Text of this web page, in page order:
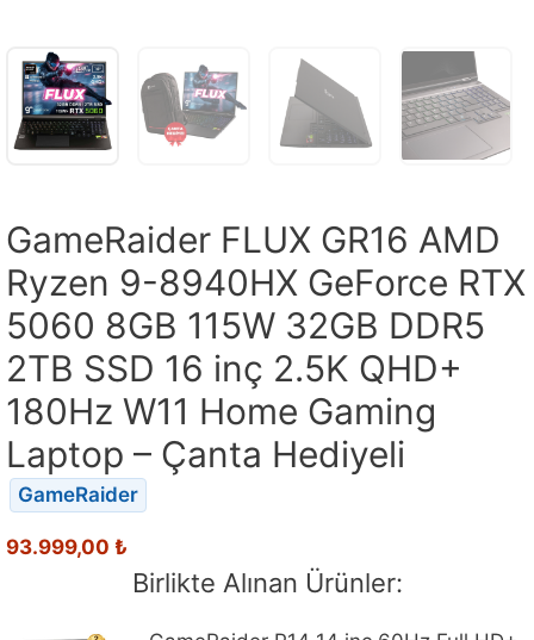
GameRaider FLUX GR16 AMD
Ryzen 9-8940HX GeForce RTX
5060 8GB 115W 32GB DDR5
2TB SSD 16 inç 2.5K QHD+
180Hz W11 Home Gaming
Laptop – Çanta Hediyeli
GameRaider
93.999,00 ₺
Birlikte Alınan Ürünler: